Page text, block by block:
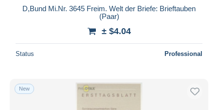
D,Bund Mi.Nr. 3645 Freim. Welt der Briefe: Brieftauben
(Paar)
± $4.04
Status Professional
New